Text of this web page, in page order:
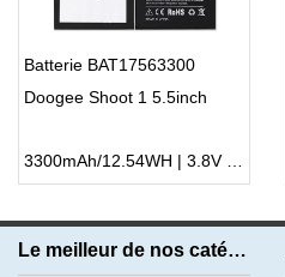
Batterie BAT17563300
Doogee Shoot 1 5.5inch
3300mAh/12.54WH | 3.8V | Li-ion ...
Le meilleur de nos catégories